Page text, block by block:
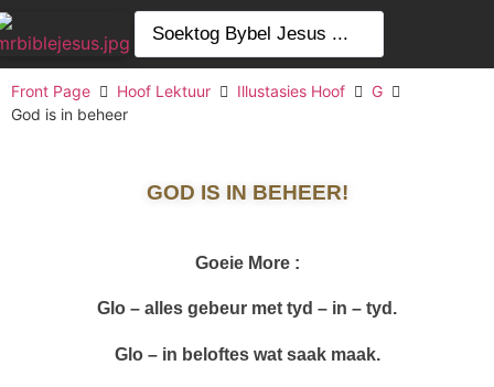
Front Page Hoof Lektuur Illustasies Hoof
G
God is in beheer
GOD IS IN BEHEER!
Goeie More :
Glo – alles gebeur met tyd – in – tyd.
Glo – in beloftes wat saak maak.